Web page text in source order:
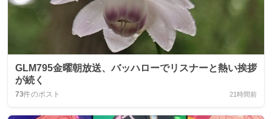
GLM795金曜朝放送、バッハローでリスナーと熱い挨拶
が続く
73件のポスト 21時間前